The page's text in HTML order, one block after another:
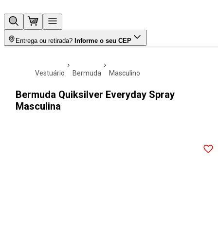
Entrega ou retirada? Informe o seu CEP
vestuário bermuda masculino
Bermuda Quiksilver Everyday Spray
Masculina